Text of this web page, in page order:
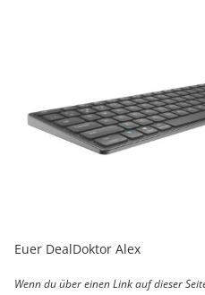
Euer DealDoktor Alex
Wenn du über einen Link auf dieser